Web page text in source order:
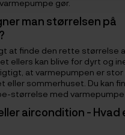
gør.
man størrelsen på
at finde den rette størrelse
ellers kan blive for dyrt og
at varmepumpen er stor
eller sommerhuset. Du kan
størrelse med varmepumpe
aircondition - Hvad